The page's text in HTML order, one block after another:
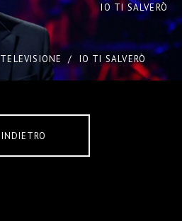
IO TI SALVERÒ
TELEVISIONE / IO TI SALVERÒ
INDIETRO